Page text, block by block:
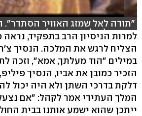
error
"תודה לאל שמזג האוויר הסתדר".
החגיגי (צילום: רויטרס)
למרות הניסיון הרב בתפקיד, נראה
הצליח לרגש את המלכה. הנסיך
במילים "הוד מעלתך, אמא", וזכה
הזכיר כמובן את אביו, הנסיך
דלקת בדרכי השתן ולא היה יכול
המלך העתידי אמר לקהל: "אם
ייתכן שהוא ישמע אותנו בבית